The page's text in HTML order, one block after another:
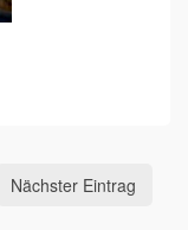
Nächster Eintrag